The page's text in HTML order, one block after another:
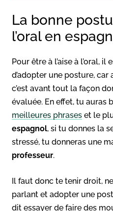
La bonne
l’oral en
Pour être à l’aise à l’oral,
d’adopter une posture,
c’est avant tout la façon
évaluée. En effet, tu auras
meilleures phrases et le
espagnol, si tu donnes la
stressé, tu donneras une
professeur.
Il faut donc te tenir droit,
parlant et adopter une
dit essayer de faire des